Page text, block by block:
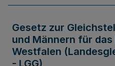
Gesetz zur
und Männern für
Westfalen
- LGG)